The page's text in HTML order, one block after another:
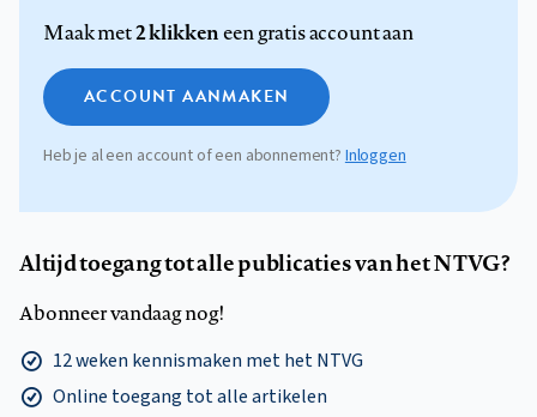
Maak met2 klikkeneen gratis account aan
ACCOUNT AANMAKEN
Heb je al een account of een abonnement? Inloggen
Altijd toegang tot alle publicaties van het NTVG?
Abonneer vandaag nog!
12 weken kennismaken met het NTVG
Online toegang tot alle artikelen